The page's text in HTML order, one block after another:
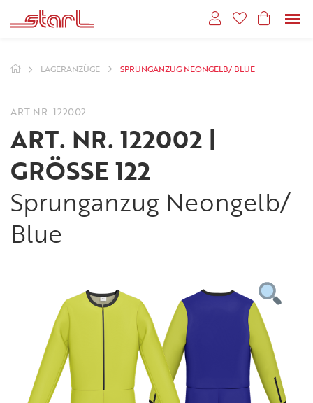
LAGERANZÜGE SPRUNGANZUG NEONGELB/ BLUE
ART.NR. 122002
ART. NR. 122002 |
GRÖSSE 122
Sprunganzug Neongelb/
Blue